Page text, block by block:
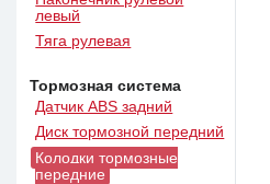
левый
Тяга рулевая
Тормозная система
Датчик ABS задний
Диск тормозной передний
Колодки тормозные
передние